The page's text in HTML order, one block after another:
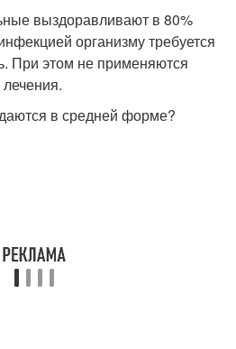
выздоравливают в 80%
организму требуется
При этом не применяются
в средней форме?